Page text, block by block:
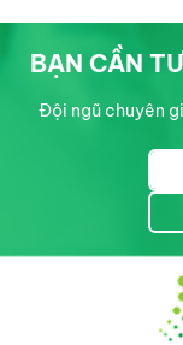
BẠN CẦN
Đội ngũ chuyên